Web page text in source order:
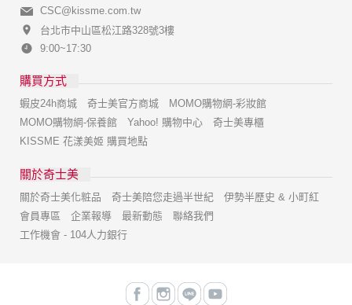
CSC@kissme.com.tw
台北市中山區松江路328號3樓
9:00~17:30
購買方式
蝦皮24h商城 奇士美官方商城
MOMO購物網-彩妝館
MOMO購物網-保養館
Yahoo! 購物中心
奇士美專櫃
KISSME 花漾美姬 購買地點
關於奇士美
關於奇士美化粧品 奇士美陪您走過半世紀
伊勢半歷史 & 小町紅
會員專區
企業報導 最新動態
聯絡我們
工作機會 - 104人力銀行